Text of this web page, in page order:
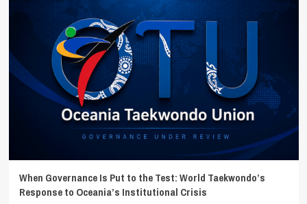
When Governance Is Put to the Test: World Taekwondo’s
Response to Oceania’s Institutional Crisis